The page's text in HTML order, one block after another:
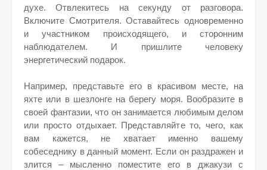
духе. Отвлекитесь на секунду от разговора.
Включите Смотрителя. Оставайтесь одновременно
и участником происходящего, и сторонним
наблюдателем. И пришлите человеку
энергетический подарок.
Например, представьте его в красивом месте, на
яхте или в шезлонге на берегу моря. Вообразите в
своей фантазии, что он занимается любимым делом
или просто отдыхает. Представляйте то, чего, как
вам кажется, не хватает именно вашему
собеседнику в данный момент. Если он раздражен и
злится – мысленно поместите его в джакузи с